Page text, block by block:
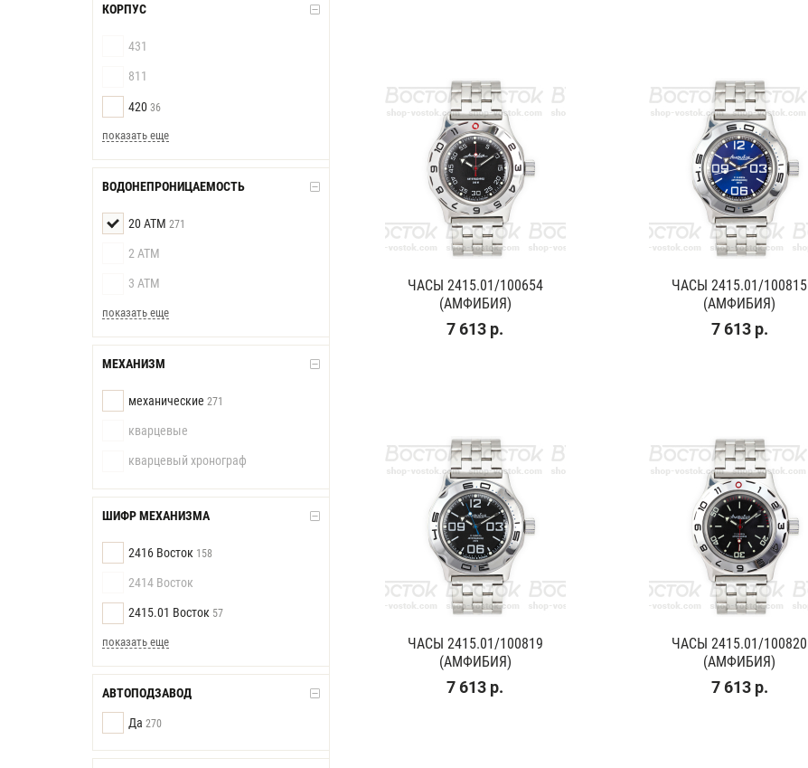
КОРПУС
431
811
420 36
показать еще
ВОДОНЕПРОНИЦАЕМОСТЬ
20 АТМ 271
2 АТМ
3 АТМ
показать еще
МЕХАНИЗМ
механические 271
кварцевые
кварцевый хронограф
ШИФР МЕХАНИЗМА
2416 Восток 158
2414 Восток
2415.01 Восток 57
показать еще
АВТОПОДЗАВОД
Да 270
ЧАСЫ 2415.01/100654
(АМФИБИЯ)
7 613 р.
ЧАСЫ 2415.01/100815
(АМФИБИЯ)
7 613 р.
ЧАСЫ 2415.01/100819
(АМФИБИЯ)
7 613 р.
ЧАСЫ 2415.01/100820
(АМФИБИЯ)
7 613 р.